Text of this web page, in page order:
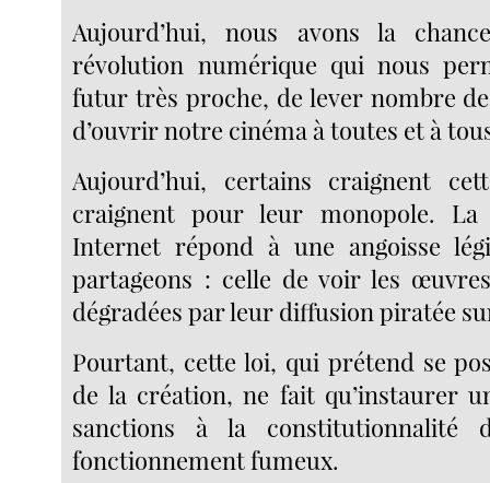
Aujourd’hui, nous avons la
révolution numérique qui nous
futur très proche, de lever nombre
d’ouvrir notre cinéma à toutes et à
Aujourd’hui, certains craignent
craignent pour leur monopole.
Internet répond à une angoisse
partageons : celle de voir les
dégradées par leur diffusion piratée
Pourtant, cette loi, qui prétend se
de la création, ne fait qu’instaurer
sanctions à la constitutionnalité
fonctionnement fumeux.